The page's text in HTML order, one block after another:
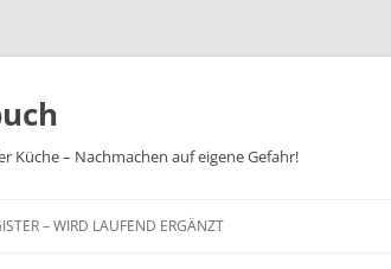
Küche – Nachmachen auf eigene Gefahr!
– WIRD LAUFEND ERGÄNZT